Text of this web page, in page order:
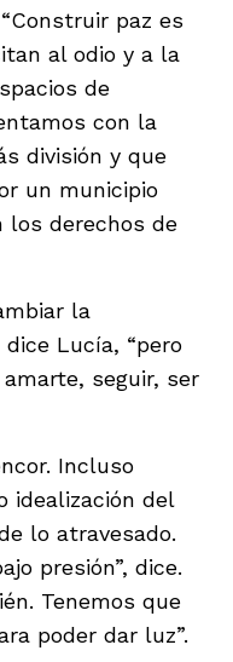
paz es
al odio y a la
de
con la
división y que
un municipio
los derechos de
la
Lucía, “pero
seguir, ser
Incluso
idealización del
lo atravesado.
presión”, dice.
Tenemos que
poder dar luz”.